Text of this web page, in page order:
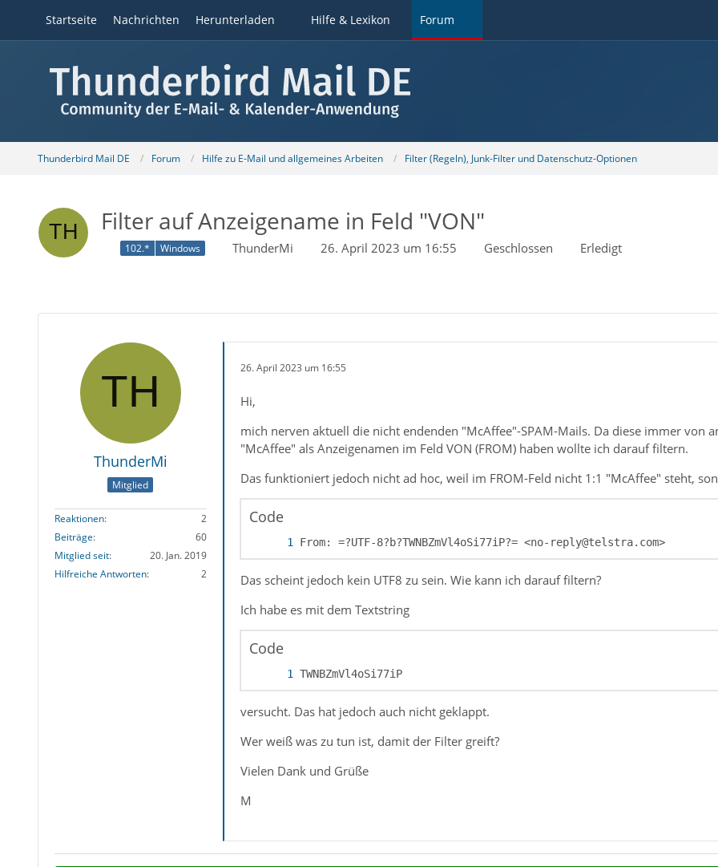
Startseite Nachrichten Herunterladen Hilfe & Lexikon Forum
Thunderbird Mail DE Forum Hilfe zu E-Mail und allgemeines Arbeiten Filter (Regeln), Junk-Filter und Datenschutz-Optionen
Filter auf Anzeigename in Feld "VON"
102.* Windows ThunderMi 26. April 2023 um 16:55 Geschlossen Erledigt
ThunderMi
Mitglied
Reaktionen
2
Beiträge
60
Mitglied seit
20. Jan. 2019
Hilfreiche Antworten
2
26. April 2023 um 16:55
Hi,
mich nerven aktuell die nicht endenden "McAffee"-SPAM-Mails. Da diese immer von
"McAffee" als Anzeigenamen im Feld VON (FROM) haben wollte ich darauf filtern.
Das funktioniert jedoch nicht ad hoc, weil im FROM-Feld nicht 1:1 "McAffee" steht,
Code
From: =?UTF-8?b?TWNBZmVl4oSi77iP?= <no-reply@telstra.com>
Das scheint jedoch kein UTF8 zu sein. Wie kann ich darauf filtern?
Ich habe es mit dem Textstring
Code
TWNBZmVl4oSi77iP
versucht. Das hat jedoch auch nicht geklappt.
Wer weiß was zu tun ist, damit der Filter greift?
Vielen Dank und Grüße
M